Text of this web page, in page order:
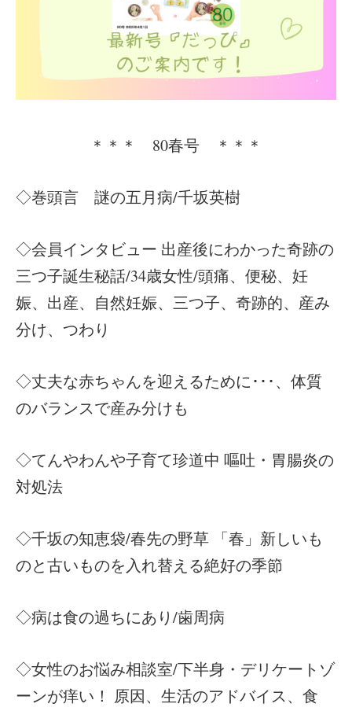
＊＊＊ 80春号 ＊＊＊
◇巻頭言 謎の五月病/千坂英樹
◇会員インタビュー 出産後にわかった奇跡の
三つ子誕生秘話/34歳女性/頭痛、便秘、妊
娠、出産、自然妊娠、三つ子、奇跡的、産み
分け、つわり
◇丈夫な赤ちゃんを迎えるために･･･、体質
のバランスで産み分けも
◇てんやわんや子育て珍道中 嘔吐・胃腸炎の
対処法
◇千坂の知恵袋/春先の野草 「春」新しいも
のと古いものを入れ替える絶好の季節
◇病は食の過ちにあり/歯周病
◇女性のお悩み相談室/下半身・デリケートゾ
ーンが痒い！ 原因、生活のアドバイス、食